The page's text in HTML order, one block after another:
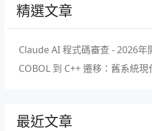
精選文章
Claude AI 程式碼審查 - 2026年
COBOL 到 C++ 遷移：舊系統
最近文章